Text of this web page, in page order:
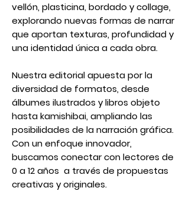
vellón, plasticina, bordado y collage,
explorando nuevas formas de narrar
que aportan texturas, profundidad y
una identidad única a cada obra.
Nuestra editorial apuesta por la
diversidad de formatos, desde
álbumes ilustrados y libros objeto
hasta kamishibai, ampliando las
posibilidades de la narración gráfica.
Con un enfoque innovador,
buscamos conectar con lectores de
0 a 12 años a través de propuestas
creativas y originales.